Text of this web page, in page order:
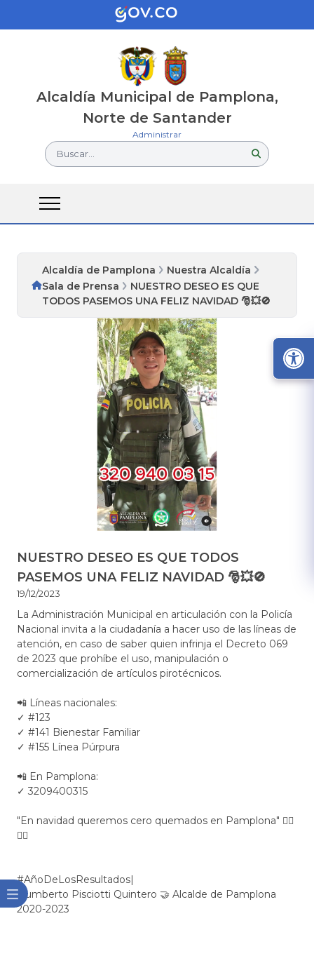
Alcaldía Municipal de Pamplona,
Norte de Santander
Administrar
Buscar...
Alcaldía de Pamplona
Nuestra Alcaldía
Sala de Prensa
NUESTRO DESEO ES QUE
TODOS PASEMOS UNA FELIZ NAVIDAD 🎅💥🚫
NUESTRO DESEO ES QUE TODOS
PASEMOS UNA FELIZ NAVIDAD 🎅💥🚫
19/12/2023
La Administración Municipal en articulación con la Policía
Nacional invita a la ciudadanía a hacer uso de las líneas de
atención, en caso de saber quien infrinja el Decreto 069
de 2023 que prohíbe​ el uso, manipulación o
comercialización de artículos pirotécnicos.
📲 Líneas nacionales:
✓ #123
✓ #141 Bienestar Familiar
✓ #155 Línea Púrpura
📲 En Pamplona:
✓ 3209400315
"En navidad queremos cero quemados en Pamplona" 👍🏼
🎅🏼
#AñoDeLosResultados|
Humberto Pisciotti Quintero 🤝 Alcalde de Pamplona
2020-2023